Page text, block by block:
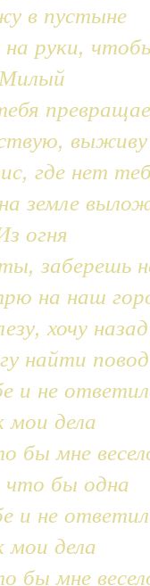
в пустыне
руки,
выживу
где нет
земле
огня
заберешь
на наш
хочу назад
найти повод
и не
мои дела
бы мне
бы одна
и не
мои дела
бы мне